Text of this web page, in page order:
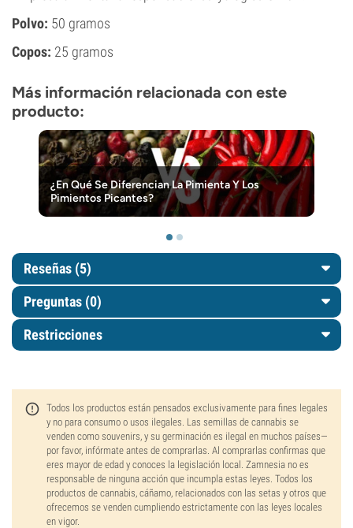
Polvo: 50 gramos
Copos: 25 gramos
Más información relacionada con este
producto:
¿En Qué Se Diferencian La Pimienta Y Los
Pimientos Picantes?
Reseñas (5)
Preguntas (0)
Restricciones
Todos los productos están pensados exclusivamente para fines legales
y no para consumo o usos ilegales. Las semillas de cannabis se
venden como souvenirs, y su germinación es ilegal en muchos países—
por favor, infórmate antes de comprarlas. Al comprarlas confirmas que
eres mayor de edad y conoces la legislación local. Zamnesia no es
responsable de ninguna acción que incumpla estas leyes. Todos los
productos de cannabis, cáñamo, relacionados con las setas y otros que
ofrecemos se venden cumpliendo estrictamente con las leyes locales
en vigor.